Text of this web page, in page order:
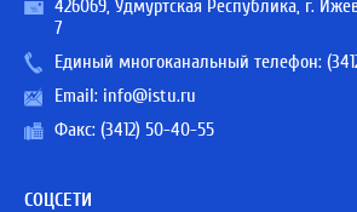
426069, Удмуртская Республика, г.
7
Единый многоканальный телефон:
Email: info@istu.ru
Факс: (3412) 50-40-55
СОЦСЕТИ